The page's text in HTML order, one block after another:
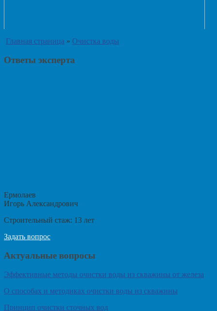
Главная страница » Очистка воды
Ответы эксперта
Ермолаев
Игорь Александрович
Строительный стаж: 13 лет
Задать вопрос
Актуальные вопросы
Эффективные методы очистки воды из скважины от железа
О способах и методиках очистки воды из скважины
Принцип очистки сточных вод